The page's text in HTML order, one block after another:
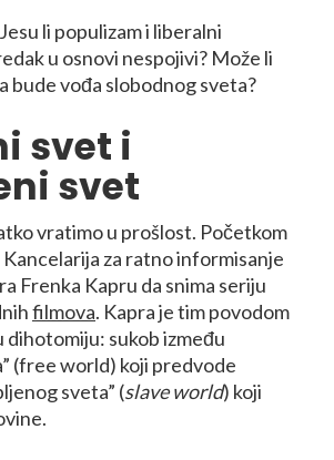
li populizam i liberalni
u osnovi nespojivi? Može li
bude vođa slobodnog sveta?
svet i
svet
vratimo u prošlost. Početkom
za ratno informisanje
Frenka Kapru da snima seriju
filmova. Kapra je tim povodom
dihotomiju: sukob između
(free world) koji predvode
sveta” (slave world) koji